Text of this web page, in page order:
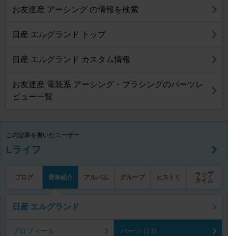
お友達産 アーシング の情報を検索
日産 エルグランド トップ
日産 エルグランド カスタム情報
お友達産 電装系 アーシング・プラシングのパーツレ
ビュー一覧
この記事を書いたユーザー
Lライフ
ブログ 愛車紹介 アルバム グループ ヒストリ
ラップ
タイム
日産 エルグランド
プロフィール パーツ (13)